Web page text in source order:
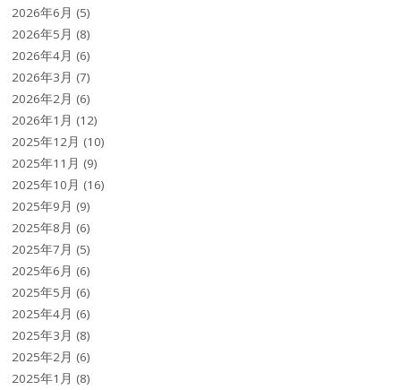
2026年6月 (5)
2026年5月 (8)
2026年4月 (6)
2026年3月 (7)
2026年2月 (6)
2026年1月 (12)
2025年12月 (10)
2025年11月 (9)
2025年10月 (16)
2025年9月 (9)
2025年8月 (6)
2025年7月 (5)
2025年6月 (6)
2025年5月 (6)
2025年4月 (6)
2025年3月 (8)
2025年2月 (6)
2025年1月 (8)